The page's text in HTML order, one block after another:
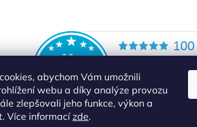
abychom Vám umožnili
webu a díky analýze provozu
zlepšovali jeho funkce, výkon a
Více informacízde.